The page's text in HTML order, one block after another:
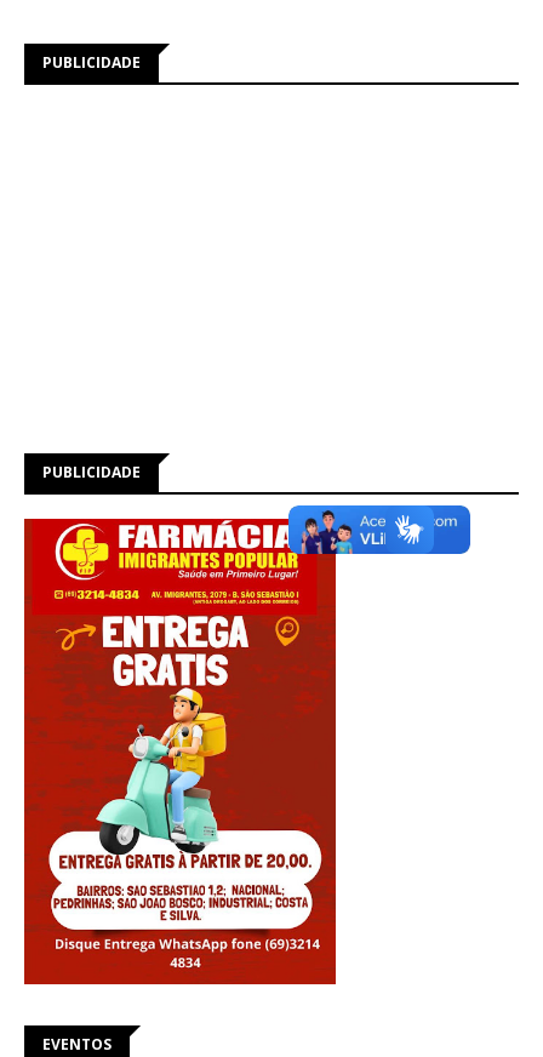
PUBLICIDADE
PUBLICIDADE
EVENTOS